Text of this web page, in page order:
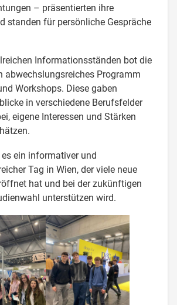
– präsentierten ihre
standen für persönliche Gespräche
Informationsständen bot die
abwechslungsreiches Programm
Workshops. Diese gaben
in verschiedene Berufsfelder
eigene Interessen und Stärken
ein informativer und
Tag in Wien, der viele neue
hat und bei der zukünftigen
unterstützen wird.